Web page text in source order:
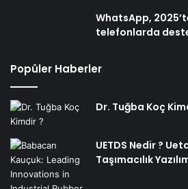
WhatsApp,
telefonlarda
Popüler Haberler
Dr. Tuğba Koç
UETDS Nedir ?
Taşımacılık